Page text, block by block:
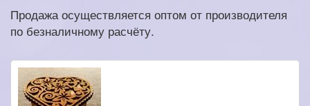
Продажа осуществляется оптом от производителя
по безналичному расчёту.